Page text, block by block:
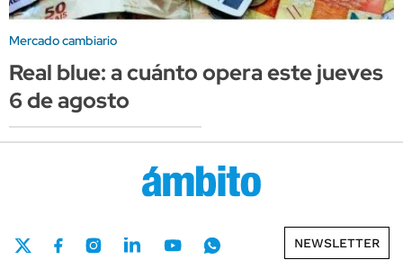
Mercado cambiario
Real blue: a cuánto opera este jueves
6 de agosto
NEWSLETTER